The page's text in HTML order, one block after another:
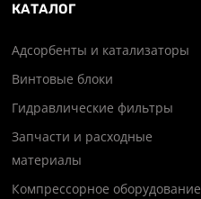
КАТАЛОГ
Адсорбенты и катализаторы
Винтовые блоки
Гидравлические фильтры
Запчасти и расходные
материалы
Компрессорное оборудование